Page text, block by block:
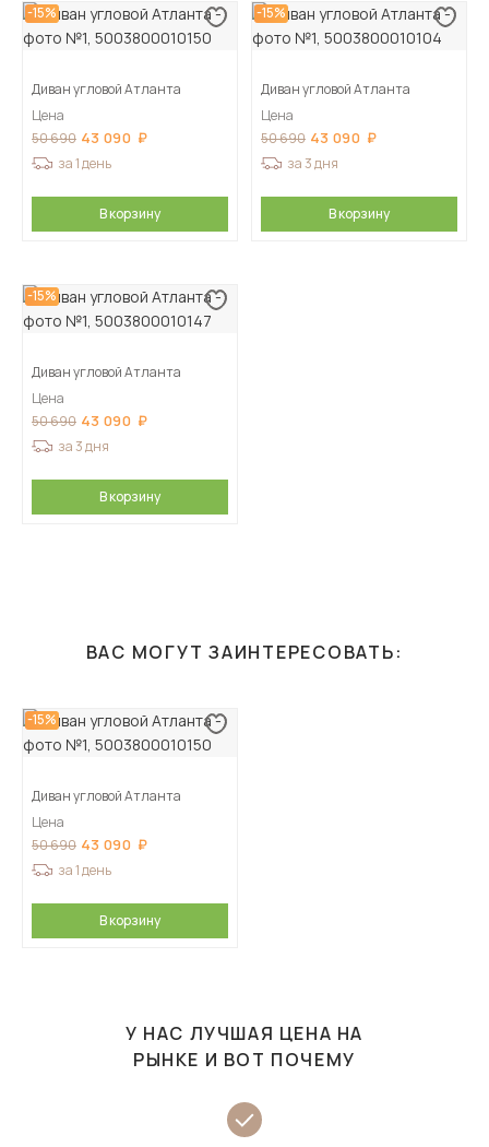
-15%
Диван угловой Атланта
Цена
50 690 43 090
за 1 день
В корзину
-15%
Диван угловой Атланта
Цена
50 690 43 090
за 3 дня
В корзину
-15%
Диван угловой Атланта
Цена
50 690 43 090
за 3 дня
В корзину
ВАС МОГУТ ЗАИНТЕРЕСОВАТЬ:
-15%
Диван угловой Атланта
Цена
50 690 43 090
за 1 день
В корзину
У НАС ЛУЧШАЯ ЦЕНА НА
РЫНКЕ И ВОТ ПОЧЕМУ